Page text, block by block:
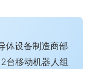
体设备制造商部
台移动机器人组